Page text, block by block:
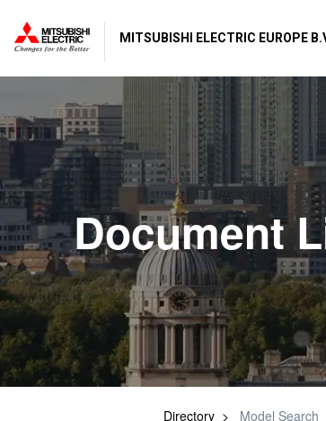
MITSUBISHI ELECTRIC EUROPE
Document
Directory Model Search